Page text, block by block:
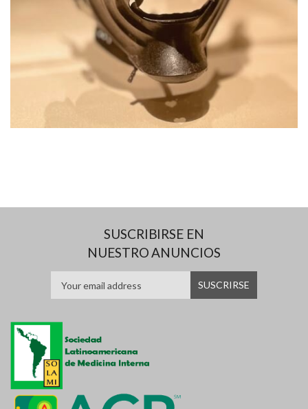
SUSCRIBIRSE EN
NUESTRO ANUNCIOS